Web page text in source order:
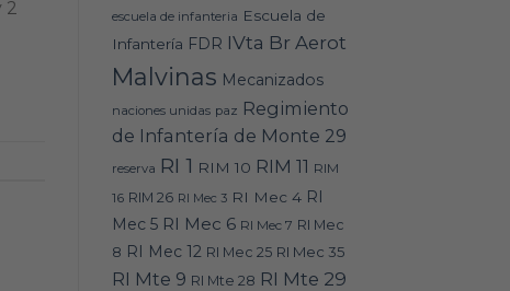
2
escuela de infanteria Escuela de
Infantería FDR IVta Br Aerot
Malvinas Mecanizados
naciones unidas paz Regimiento
de Infantería de Monte 29
reserva RI 1 RIM 10 RIM 11 RIM
16 RIM 26 RI Mec 3 RI Mec 4 RI
Mec 5 RI Mec 6 RI Mec 7 RI Mec
8 RI Mec 12 RI Mec 25 RI Mec 35
RI Mte 9 RI Mte 28 RI Mte 29